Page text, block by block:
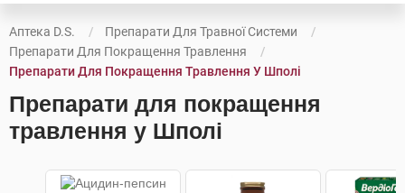
Аптека D.S.
Препарати Для Травної Системи
Препарати Для Покращення Травлення
Препарати Для Покращення Травлення У Шполі
Препарати для покращення
травлення у Шполі